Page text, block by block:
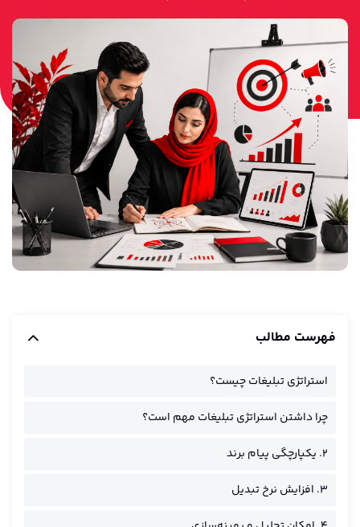
مارکتینگ اتومیشن
فهرست مطالب
استراتژی تبلیغات چیست؟
چرا داشتن استراتژی تبلیغات مهم است؟
۲. یکپارچگی پیام برند
۳. افزایش نرخ تبدیل